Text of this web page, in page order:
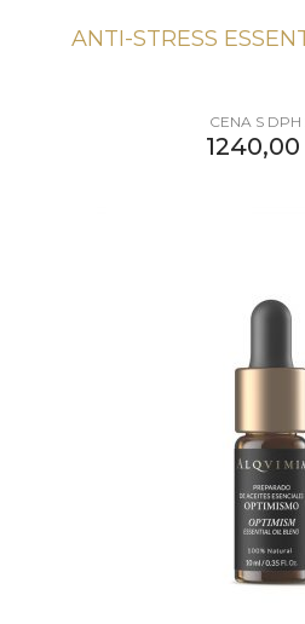
ANTI-STRESS
CENA S DPH
1240,00